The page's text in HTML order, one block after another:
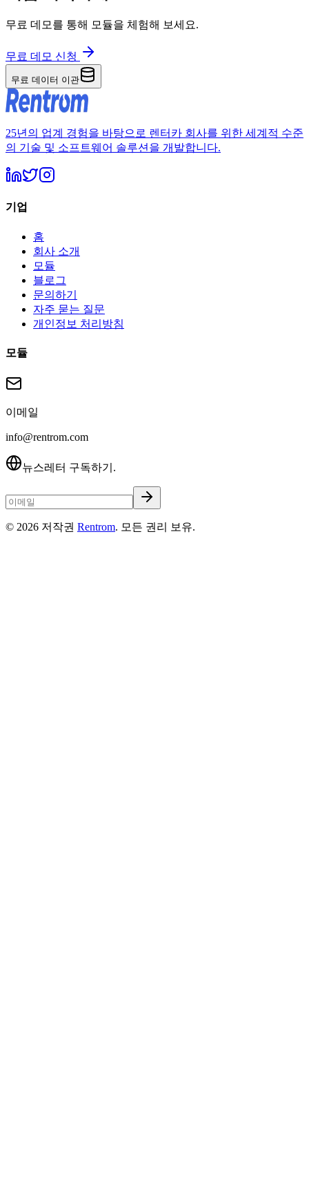
무료 데모를 통해 모듈을 체험해 보세요.
무료 데모 신청
무료 데이터 이관
25년의 업계 경험을 바탕으로 렌터카 회사를 위한 세계적 수준
의 기술 및 소프트웨어 솔루션을 개발합니다.
기업
홈
회사 소개
모듈
블로그
문의하기
자주 묻는 질문
개인정보 처리방침
모듈
이메일
info@rentrom.com
뉴스레터 구독하기.
© 2026 저작권 Rentrom. 모든 권리 보유.